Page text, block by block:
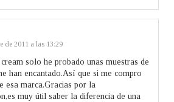
de 2011 a las 13:29
solo he probado unas muestras de
han encantado.Así que si me compro
esa marca.Gracias por la
muy útil saber la diferencia de una